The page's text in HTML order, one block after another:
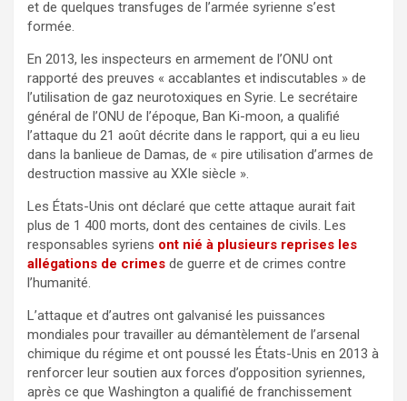
et de quelques transfuges de l’armée syrienne s’est
formée.
En 2013, les inspecteurs en armement de l’ONU ont
rapporté des preuves « accablantes et indiscutables » de
l’utilisation de gaz neurotoxiques en Syrie. Le secrétaire
général de l’ONU de l’époque, Ban Ki-moon, a qualifié
l’attaque du 21 août décrite dans le rapport, qui a eu lieu
dans la banlieue de Damas, de « pire utilisation d’armes de
destruction massive au XXIe siècle ».
Les États-Unis ont déclaré que cette attaque aurait fait
plus de 1 400 morts, dont des centaines de civils. Les
responsables syriens ont nié à plusieurs reprises les
allégations de crimes de guerre et de crimes contre
l’humanité.
L’attaque et d’autres ont galvanisé les puissances
mondiales pour travailler au démantèlement de l’arsenal
chimique du régime et ont poussé les États-Unis en 2013 à
renforcer leur soutien aux forces d’opposition syriennes,
après ce que Washington a qualifié de franchissement